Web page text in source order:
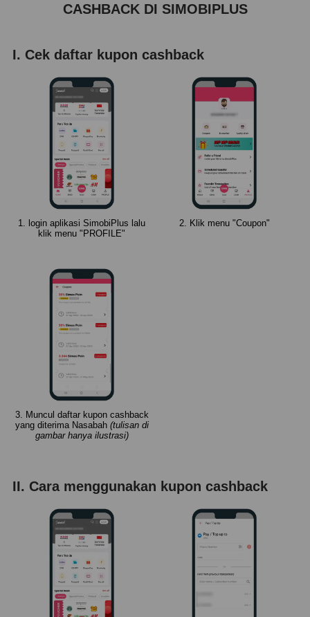
CASHBACK DI SIMOBIPLUS
I. Cek daftar kupon cashback
1. login aplikasi SimobiPlus lalu
klik menu "PROFILE"
2. Klik menu "Coupon"
3. Muncul daftar kupon cashback
yang diterima Nasabah (tulisan di
gambar hanya ilustrasi)
II. Cara menggunakan kupon cashback